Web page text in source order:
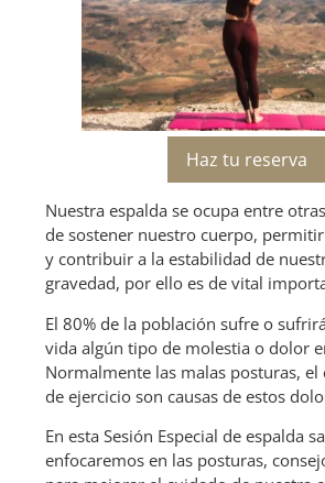
Haz tu reserva
Nuestra espalda se ocupa entre
de sostener nuestro cuerpo,
y contribuir a la estabilidad de
gravedad, por ello es de vital
El 80% de la población sufre o
vida algún tipo de molestia o dolor
Normalmente las malas posturas, el
de ejercicio son causas de estos
En esta Sesión Especial de espalda
enfocaremos en las posturas,